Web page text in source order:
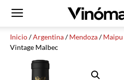
Inicio/Argentina/Mendoza/Maipu
Vintage Malbec